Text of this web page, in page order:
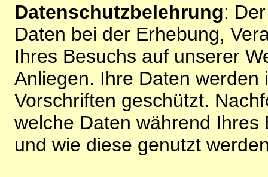
Datenschutzbelehrung:
Daten bei der Erhebung,
Ihres Besuchs auf unserer
Anliegen. Ihre Daten
Vorschriften geschützt.
welche Daten während
und wie diese genutzt